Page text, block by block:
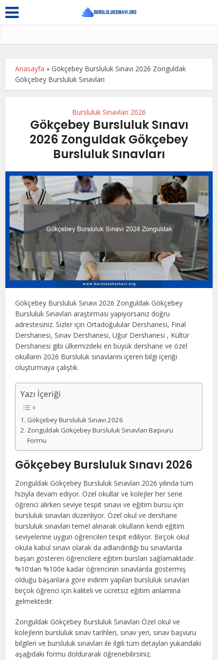
Anasayfa »Gökçebey Bursluluk Sınavı 2026 Zonguldak
Gökçebey Bursluluk Sınavları
Bursluluk Sınavları 2026
Gökçebey Bursluluk Sınavı
2026 Zonguldak Gökçebey
Bursluluk Sınavları
Gökçebey Bursluluk Sınavı 2026 Zonguldak Gökçebey
Bursluluk Sınavları araştırması yapıyorsanız doğru
adrestesiniz. Sizler için Ortadoğulular Dershanesi, Final
Dershanesi, Sınav Dershanesi, Uğur Dershanesi , Kültür
Dershanesi gibi ülkemizdeki en büyük dershane ve özel
okulların 2026 Bursluluk sınavlarını içeren bilgi içeriği
oluşturmaya çalıştık.
Yazı İçeriği
Gökçebey Bursluluk Sınavı 2026
Zonguldak Gökçebey Bursluluk Sınavları Başvuru
Formu
Gökçebey Bursluluk Sınavı 2026
Zonguldak Gökçebey Bursluluk Sınavları 2026 yılında tüm
hızıyla devam ediyor. Özel okullar ve kolejler her sene
öğrenci alırken seviye tespit sınavı ve eğitim bursu için
bursluluk sınavları düzenliyor. Özel okul ve dershane
bursluluk sınavları temel alınarak okulların kendi eğitim
seviyelerine uygun öğrencileri tespit ediliyor. Birçok okul
okula kabul sınavı olarak da adlandırdığı bu sınavlarda
başarı gösteren öğrencilere eğitim bursları sağlamaktadır.
%10’dan %100e kadar öğrencinin sınavlarda göstermiş
olduğu başarılara göre indirim yapılan bursluluk sınavları
birçok öğrenci için kaliteli ve ücretsiz eğitim anlamına
gelmektedir.
Zonguldak Gökçebey Bursluluk Sınavları Özel okul ve
kolejlerin bursluluk sınav tarihleri, sınav yeri, sınav başvuru
bilgileri ve bursluluk sınavları ile ilgili tüm detayları yukarıdaki
aşağıdaki formu doldurarak öğrenebilirsiniz.